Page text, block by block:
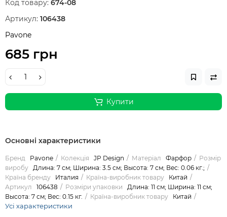
Код товару: 674-08
Артикул: 106438
Pavone
685 грн
Купити
Основні характеристики
Бренд Pavone Колекція JP Design Матеріал Фарфор
Розмір
виробу Длина: 7 см; Ширина: 3.5 см; Высота: 7 см; Вес: 0.06 кг.;
Країна бренду
Италия Країна-виробник товару
Китай
Артикул
106438 Розміри упаковки
Длина: 11 см; Ширина: 11 см;
Высота: 7 см; Вес: 0.15 кг.
Країна-виробник товару Китай
Усі характеристики